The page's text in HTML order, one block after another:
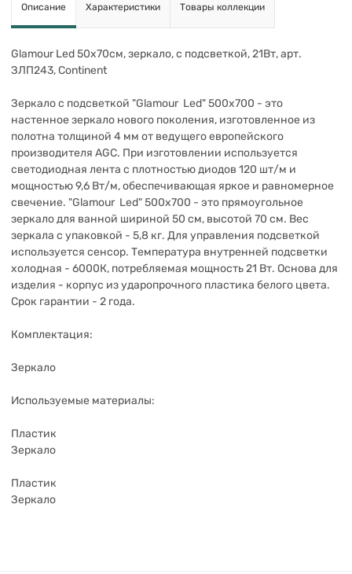
Описание Характеристики Товары коллекции
Glamour Led 50х70см, зеркало, с подсветкой, 21Вт, арт.
ЗЛП243, Continent
Зеркало с подсветкой "Glamour Led" 500х700 - это
настенное зеркало нового поколения, изготовленное из
полотна толщиной 4 мм от ведущего европейского
производителя AGC. При изготовлении используется
светодиодная лента с плотностью диодов 120 шт/м и
мощностью 9,6 Вт/м, обеспечивающая яркое и равномерное
свечение. "Glamour Led" 500х700 - это прямоугольное
зеркало для ванной шириной 50 см, высотой 70 см. Вес
зеркала с упаковкой - 5,8 кг. Для управления подсветкой
используется cенсор. Температура внутренней подсветки
холодная - 6000К, потребляемая мощность 21 Вт. Основа для
изделия - корпус из ударопрочного пластика белого цвета.
Срок гарантии - 2 года.
Комплектация:
Зеркало
Используемые материалы:
Пластик
Зеркало
Пластик
Зеркало